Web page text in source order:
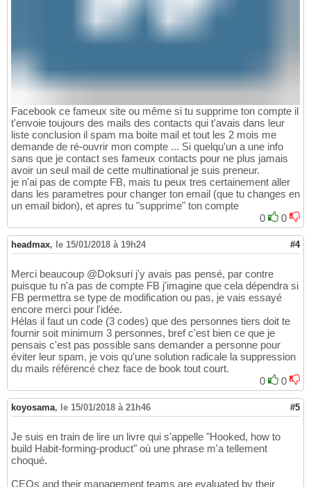
Facebook ce fameux site ou même si tu supprime ton compte il
t'envoie toujours des mails des contacts qui t'avais dans leur
liste conclusion il spam ma boite mail et tout les 2 mois me
demande de ré-ouvrir mon compte ... Si quelqu'un a une info
sans que je contact ses fameux contacts pour ne plus jamais
avoir un seul mail de cette multinational je suis preneur.
je n'ai pas de compte FB, mais tu peux tres certainement aller
dans les parametres pour changer ton email (que tu changes en
un email bidon), et apres tu "supprime" ton compte
0
0
headmax, le 15/01/2018 à 19h24 #4
Merci beaucoup @Doksuri j'y avais pas pensé, par contre
puisque tu n'a pas de compte FB j'imagine que cela dépendra si
FB permettra se type de modification ou pas, je vais essayé
encore merci pour l'idée.
Hélas il faut un code (3 codes) que des personnes tiers doit te
fournir soit minimum 3 personnes, bref c'est bien ce que je
pensais c'est pas possible sans demander a personne pour
éviter leur spam, je vois qu'une solution radicale la suppression
du mails référencé chez face de book tout court.
0
0
koyosama, le 15/01/2018 à 21h46 #5
Je suis en train de lire un livre qui s'appelle "Hooked, how to
build Habit-forming-product" où une phrase m'a tellement
choqué.
CEOs and their management teams are evaluated by their